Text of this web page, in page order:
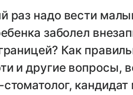
раз надо вести
заболел
Как
и другие вопросы,